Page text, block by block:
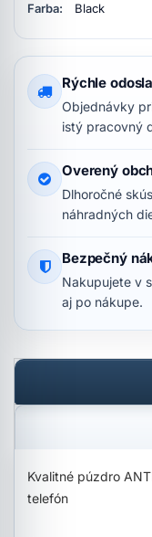
Farba: Black
Rýchle
Objednávky
istý pracovný
Overený
Dlhoročné
náhradných
Bezpečný
Nakupujete v
aj po nákupe.
Kvalitné púzdro
telefón